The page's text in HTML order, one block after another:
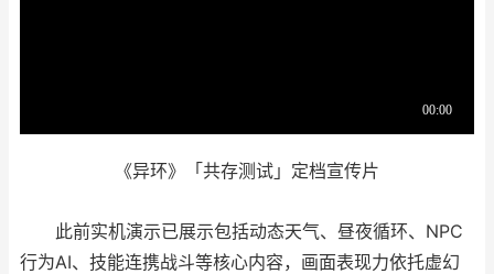
《异环》「共存测试」定档宣传片
此前实机演示已展示包括动态天气、昼夜循环、NPC
行为AI、技能连携战斗等核心内容，画面表现力依托虚幻